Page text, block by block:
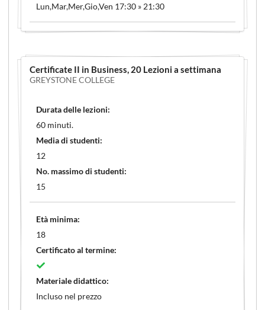
Lun,Mar,Mer,Gio,Ven 17:30 » 21:30
Certificate II in Business, 20 Lezioni a settimana
GREYSTONE COLLEGE
Durata delle lezioni:
60 minuti.
Media di studenti:
12
No. massimo di studenti:
15
Età minima:
18
Certificato al termine:
Materiale didattico:
Incluso nel prezzo